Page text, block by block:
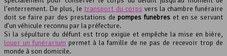
l’enterrement. De plus, le transport du corps vers la chambre funéraire
doit se faire par des prestations de pompes funèbres et en se servant
d’un véhicule reconnu par la préfecture.
Si la sépulture du défunt est trop exigüe et empêche la mise en bière,
louer un funérarium permet à la famille de ne pas de recevoir trop de
monde à son domicile.